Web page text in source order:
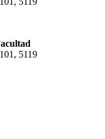
5119